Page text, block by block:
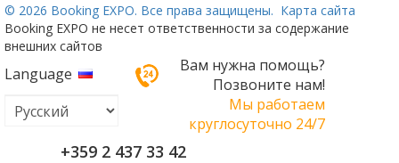
© 2026 Booking EXPO. Все права защищены. Карта сайта
Booking EXPO не несет ответственности за содержание
внешних сайтов
Language
Вам нужна помощь?
Позвоните нам!
Мы работаем
круглосуточно 24/7
+359 2 437 33 42